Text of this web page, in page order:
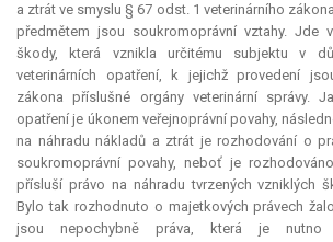
a ztrát ve smyslu § 67 odst. 1 veterinárního
předmětem jsou soukromoprávní vztahy. Jde
škody, která vznikla určitému subjektu v
veterinárních opatření, k jejichž provedení
zákona příslušné orgány veterinární správy.
opatření je úkonem veřejnoprávní povahy,
na náhradu nákladů a ztrát je rozhodování o
soukromoprávní povahy, neboť je
přísluší právo na náhradu tvrzených vzniklých
Bylo tak rozhodnuto o majetkových právech
jsou nepochybně práva, která je